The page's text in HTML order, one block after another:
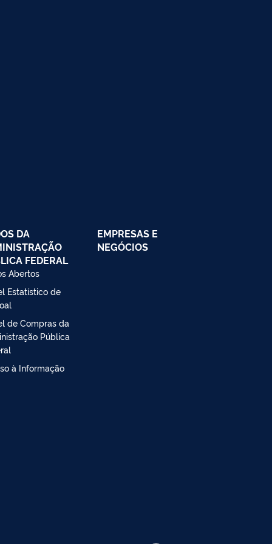
DA
FEDERAL
Abertos
Estatístico de
de Compras da
Pública
à Informação
EMPRESAS E
NEGÓCIOS